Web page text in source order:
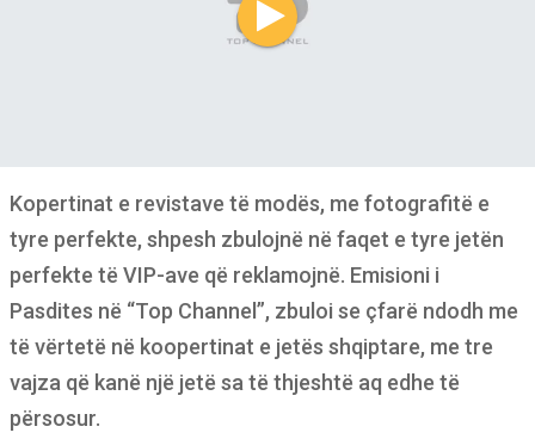
Kopertinat e revistave të modës, me fotografitë e
tyre perfekte, shpesh zbulojnë në faqet e tyre jetën
perfekte të VIP-ave që reklamojnë. Emisioni i
Pasdites në “Top Channel”, zbuloi se çfarë ndodh me
të vërtetë në koopertinat e jetës shqiptare, me tre
vajza që kanë një jetë sa të thjeshtë aq edhe të
përsosur.